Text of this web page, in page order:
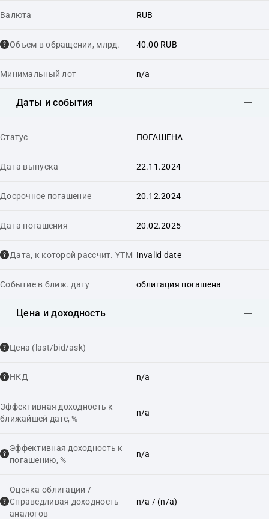
Валюта RUB
Объем в обращении, млрд. 40.00 RUB
Минимальный лот n/a
Даты и события
Статус ПОГАШЕНА
Дата выпуска 22.11.2024
Досрочное погашение 20.12.2024
Дата погашения 20.02.2025
Дата, к которой рассчит. YTM Invalid date
Событие в ближ. дату облигация погашена
Цена и доходность
Цена (last/bid/ask)
НКД n/a
Эффективная доходность к
ближайшей дате, %
n/a
Эффективная доходность к
погашению, %
n/a
Оценка облигации /
Справедливая доходность
аналогов
n/a / (n/a)